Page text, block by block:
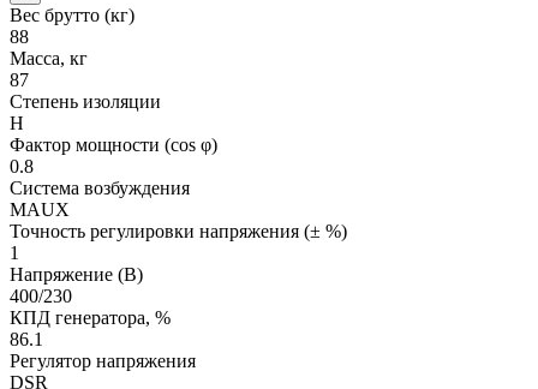
Вес брутто (кг)
88
Масса, кг
87
Степень изоляции
H
Фактор мощности (cos φ)
0.8
Система возбуждения
MAUX
Точность регулировки напряжения (± %)
1
Напряжение (В)
400/230
КПД генератора, %
86.1
Регулятор напряжения
DSR